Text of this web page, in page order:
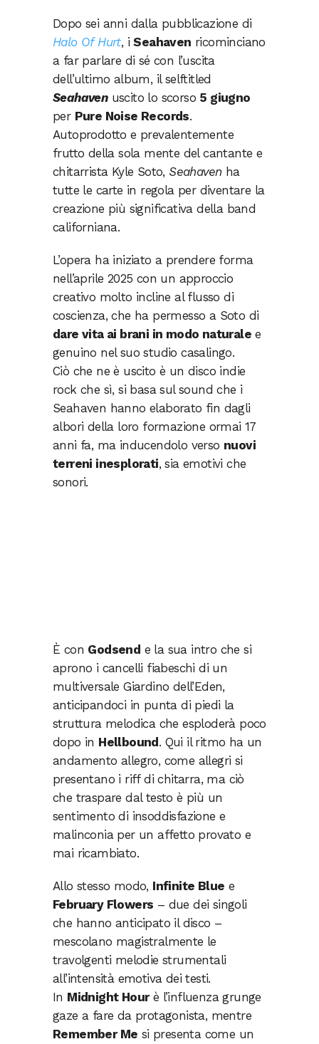
Dopo sei anni dalla pubblicazione di
Halo Of Hurt, iSeahaven ricominciano
a far parlare di sé con l’uscita
dell’ultimo album, il selftitled
Seahavenuscito lo scorso 5 giugno
per Pure Noise Records.
Autoprodotto e prevalentemente
frutto della sola mente del cantante e
chitarrista Kyle Soto,Seahavenha
tutte le carte in regola per diventare la
creazione più significativa della band
californiana.
L’opera ha iniziato a prendere forma
nell’aprile 2025 con un approccio
creativo molto incline al flusso di
coscienza, che ha permesso a Soto di
dare vita ai brani in modo naturale e
genuino nel suo studio casalingo.
Ciò che ne è uscito è un disco indie
rock che sì, si basa sul sound che i
Seahaven hanno elaborato fin dagli
albori della loro formazione ormai 17
anni fa, ma inducendolo verso nuovi
terreni inesplorati, sia emotivi che
sonori.
È con Godsend e la sua intro che si
aprono i cancelli fiabeschi di un
multiversale Giardino dell’Eden,
anticipandoci in punta di piedi la
struttura melodica che esploderà poco
dopo in Hellbound. Qui il ritmo ha un
andamento allegro, come allegri si
presentano i riff di chitarra, ma ciò
che traspare dal testo è più un
sentimento di insoddisfazione e
malinconia per un affetto provato e
mai ricambiato.
Allo stesso modo, Infinite Blue e
February Flowers – due dei singoli
che hanno anticipato il disco –
mescolano magistralmente le
travolgenti melodie strumentali
all’intensità emotiva dei testi.
In Midnight Hourè l’influenza grunge
gaze a fare da protagonista, mentre
Remember Me si presenta come un